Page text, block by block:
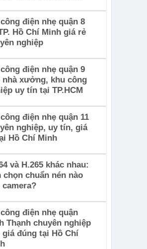
điện nhẹ quận 8
Hồ Chí Minh giá rẻ
nghiệp
điện nhẹ quận 9
nhà xưởng, khu công
uy tín tại TP.HCM
điện nhẹ quận 11
nghiệp, uy tín, giá
Hồ Chí Minh
và H.265 khác nhau:
chọn chuẩn nén nào
camera?
điện nhẹ quận
Thạnh chuyên nghiệp
giá đúng tại Hồ Chí